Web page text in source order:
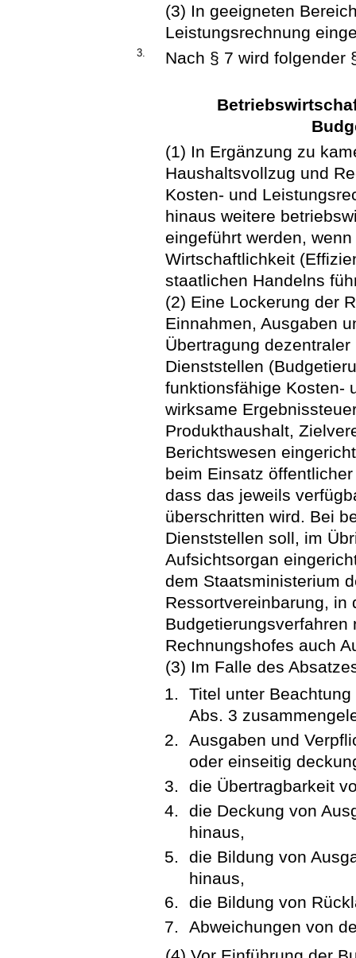
(3) In geeigneten
Leistungsrechnung
3. Nach § 7 wird folgender
(1) In Ergänzung zu
Haushaltsvollzug und
Kosten- und
hinaus weitere
eingeführt werden,
Wirtschaftlichkeit
staatlichen Handelns
(2) Eine Lockerung der
Einnahmen, Ausgaben
Übertragung
Dienststellen
funktionsfähige Kosten-
wirksame
Produkthaushalt,
Berichtswesen
beim Einsatz
dass das jeweils
überschritten wird. Bei
Dienststellen soll, im
Aufsichtsorgan
dem Staatsministerium
Ressortvereinbarung, in
Rechnungshofes auch
(3) Im Falle des
Titel unter
Abs. 3
Ausgaben und
oder einseitig
die Übertragbarkeit
die Deckung von
hinaus,
die Bildung von
hinaus,
die Bildung von
Abweichungen von